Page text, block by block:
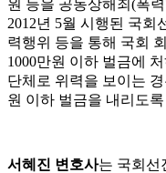
원 등을 공동상해죄(폭
2012년 5월 시행된 국회
력행위 등을 통해 국회
1000만원 이하 벌금에
단체로 위력을 보이는
원 이하 벌금을 내리도
서혜진 변호사는 국회선